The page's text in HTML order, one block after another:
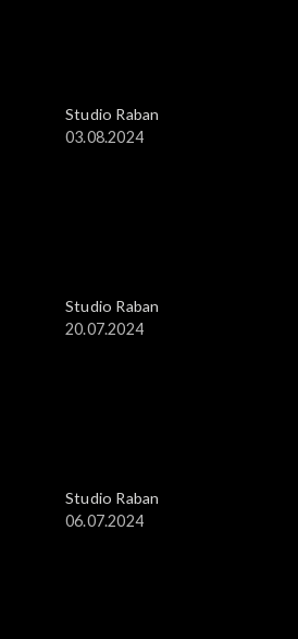
Studio Raban
03.08.2024
Studio Raban
20.07.2024
Studio Raban
06.07.2024